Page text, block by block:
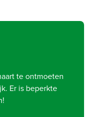
te ontmoeten
Er is beperkte